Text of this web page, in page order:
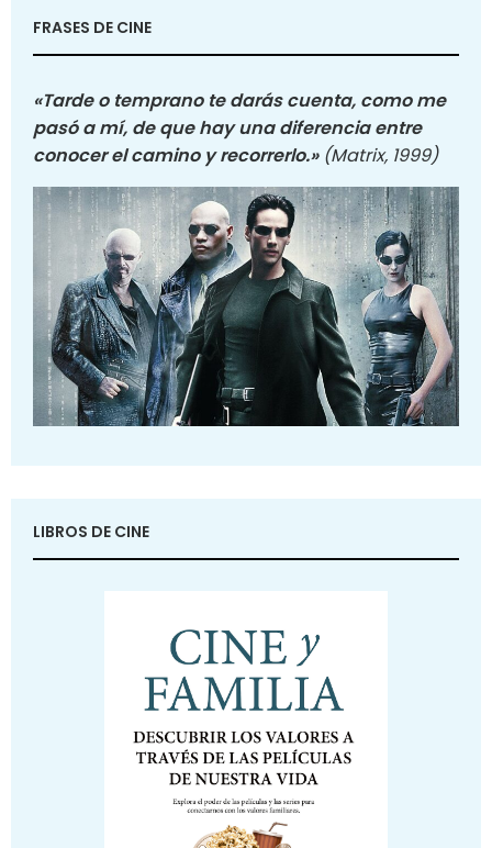
FRASES DE CINE
«Tarde o temprano te darás cuenta, como me
pasó a mí, de que hay una diferencia entre
conocer el camino y recorrerlo.» (Matrix, 1999)
LIBROS DE CINE